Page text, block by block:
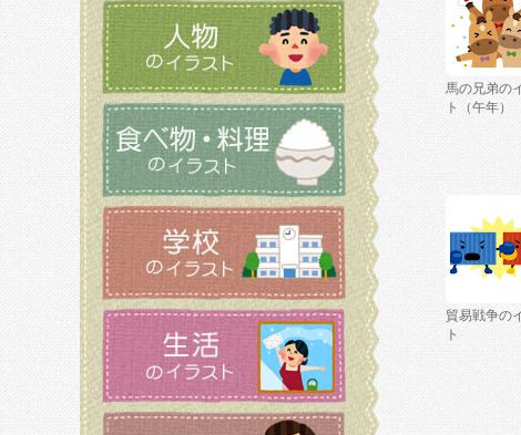
馬の兄弟の
ト（午年）
貿易戦争の
ト